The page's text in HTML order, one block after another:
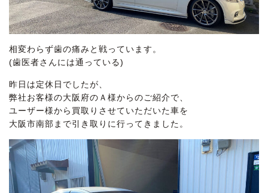
相変わらず歯の痛みと戦っています。
(歯医者さんには通っている)
昨日は定休日でしたが、
弊社お客様の大阪府のＡ様からのご紹介で、
ユーザー様から買取りさせていただいた車を
大阪市南部まで引き取りに行ってきました。